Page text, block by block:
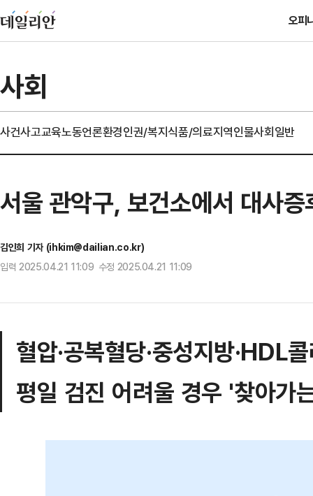
오피
사회
사건사고교육노동언론환경인권/복지식품/의료지역인물사회일반
서울 관악구, 보건소에서 대사
김인희 기자 (ihkim@dailian.co.kr)
입력 2025.04.21 11:09 수정 2025.04.21 11:09
혈압·공복혈당·중성지방·HDL
평일 검진 어려울 경우 '찾아가